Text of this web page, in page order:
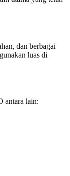
dan berbagai
luas di
antara lain: